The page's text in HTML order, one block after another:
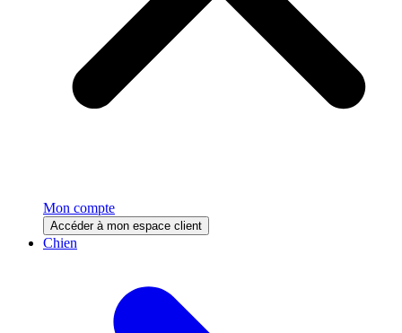
Mon compte
Accéder à mon espace client
Chien